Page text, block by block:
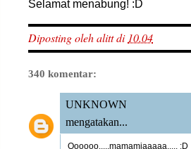
Selamat menabung! :D
Diposting olehalittdi 10.04
340 komentar:
UNKNOWN
mengatakan...
Oooooo.....mamamiaaaaa..... :D